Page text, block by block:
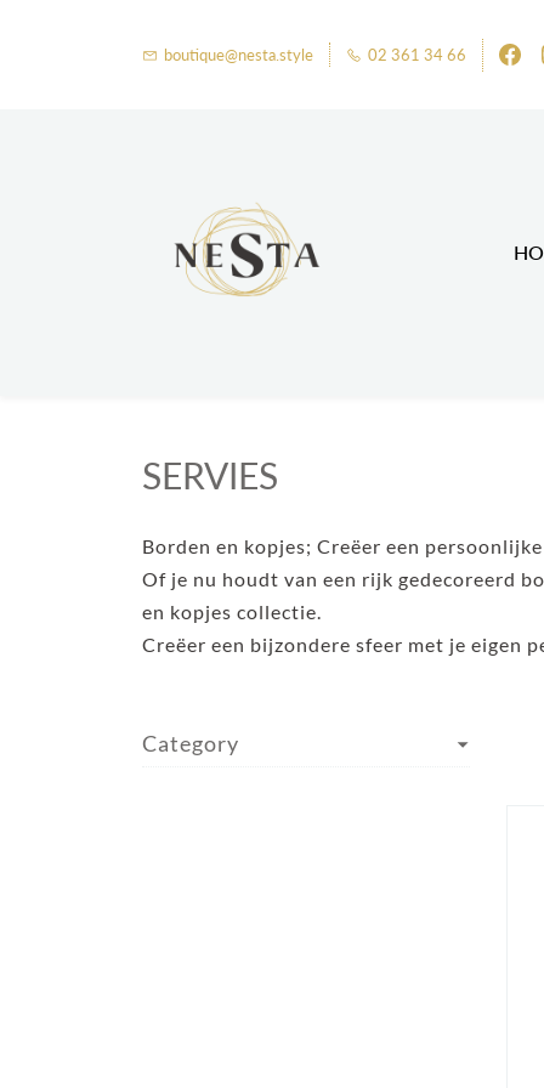
boutique@nesta.style 02 361 34 66
SERVIES
Borden en kopjes; Creëer een
Of je nu houdt van een rijk gedecoreerd
en kopjes collectie.
Creëer een bijzondere sfeer met je eigen
Category